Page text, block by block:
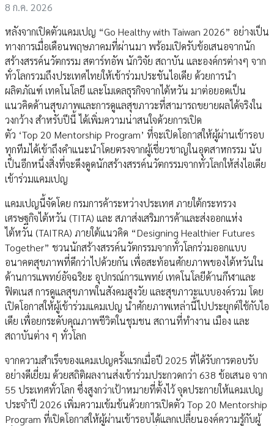
8 ก.ค. 2026
หลังจากเปิดตัวแคมเปญ “Go Healthy with Taiwan 2026” อย่างเป็น
ทางการเมื่อเดือนพฤษภาคมที่ผ่านมา พร้อมเปิดรับข้อเสนอจากนัก
สร้างสรรค์นวัตกรรม สตาร์ทอัพ นักวิจัย สถาบัน และองค์กรต่างๆ จาก
ทั่วโลกรวมถึงประเทศไทยให้เข้าร่วมประชันไอเดีย ด้วยการนำ
ผลิตภัณฑ์ เทคโนโลยี และโมเดลธุรกิจจากไต้หวัน มาต่อยอดเป็น
แนวคิดด้านสุขภาพและการดูแลสุขภาวะที่สามารถขยายผลได้จริงใน
วงกว้าง สำหรับปีนี้ ได้เพิ่มความน่าสนใจด้วยการเปิด
ตัว ‘Top 20 Mentorship Program’ ที่จะเปิดโอกาสให้ผู้ผ่านเข้ารอบ
ทุกทีมได้เข้าถึงคำแนะนำโดยตรงจากผู้เชี่ยวชาญในอุตสาหกรรม นับ
เป็นอีกหนึ่งสิ่งที่จะดึงดูดนักสร้างสรรค์นวัตกรรมจากทั่วโลกให้ส่งไอเดีย
เข้าร่วมแคมเปญ
แคมเปญนี้จัดโดย กรมการค้าระหว่างประเทศ ภายใต้กระทรวง
เศรษฐกิจไต้หวัน (TITA) และ สภาส่งเสริมการค้าและส่งออกแห่ง
ไต้หวัน (TAITRA) ภายใต้แนวคิด “Designing Healthier Futures
Together” ชวนนักสร้างสรรค์นวัตกรรมจากทั่วโลกร่วมออกแบบ
อนาคตสุขภาพที่ดีกว่าไปด้วยกัน เพื่อสะท้อนศักยภาพของไต้หวันใน
ด้านการแพทย์อัจฉริยะ อุปกรณ์การแพทย์ เทคโนโลยีด้านกีฬาและ
ฟิตเนส การดูแลสุขภาพในสังคมสูงวัย และสุขภาวะแบบองค์รวม โดย
เปิดโอกาสให้ผู้เข้าร่วมแคมเปญ นำศักยภาพเหล่านี้ไปประยุกต์ใช้กับไอ
เดีย เพื่อยกระดับคุณภาพชีวิตในชุมชน สถานที่ทำงาน เมือง และ
สถาบันต่าง ๆ ทั่วโลก
จากความสำเร็จของแคมเปญครั้งแรกเมื่อปี 2025 ที่ได้รับการตอบรับ
อย่างดีเยี่ยม ด้วยสถิติผลงานส่งเข้าร่วมประกวดกว่า 638 ข้อเสนอ จาก
55 ประเทศทั่วโลก ซึ่งสูงกว่าเป้าหมายที่ตั้งไว้ จุดประกายให้แคมเปญ
ประจำปี 2026 เพิ่มความเข้มข้นด้วยการเปิดตัว Top 20 Mentorship
Program ที่เปิดโอกาสให้ผู้ผ่านเข้ารอบได้แลกเปลี่ยนองค์ความรู้กับผู้